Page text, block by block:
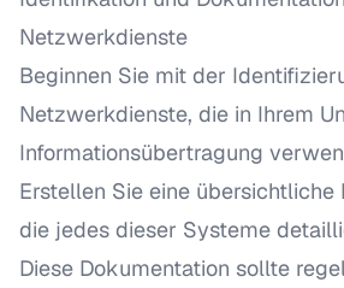
Netzwerkdienste
Beginnen Sie mit der
Netzwerkdienste, die in Ihrem
Informationsübertragung
Erstellen Sie eine übersichtliche
die jedes dieser Systeme
Diese Dokumentation sollte